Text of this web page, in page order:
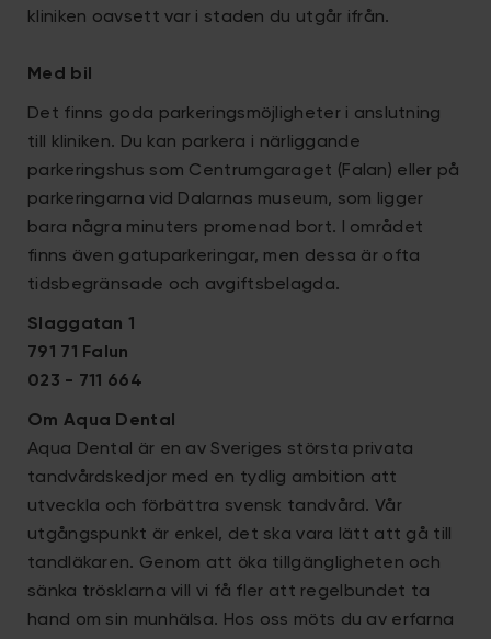
kliniken oavsett var i staden du utgår ifrån.
Med bil
Det finns goda parkeringsmöjligheter i anslutning
till kliniken. Du kan parkera i närliggande
parkeringshus som Centrumgaraget (Falan) eller på
parkeringarna vid Dalarnas museum, som ligger
bara några minuters promenad bort. I området
finns även gatuparkeringar, men dessa är ofta
tidsbegränsade och avgiftsbelagda.
Slaggatan 1
791 71 Falun
023 - 711 664
Om Aqua Dental
Aqua Dental är en av Sveriges största privata
tandvårdskedjor med en tydlig ambition att
utveckla och förbättra svensk tandvård. Vår
utgångspunkt är enkel, det ska vara lätt att gå till
tandläkaren. Genom att öka tillgängligheten och
sänka trösklarna vill vi få fler att regelbundet ta
hand om sin munhälsa. Hos oss möts du av erfarna